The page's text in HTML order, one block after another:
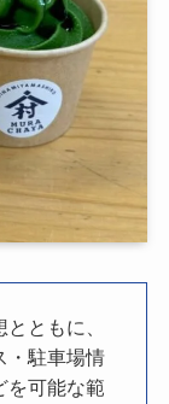
ともに、
・駐車場情
を可能な範